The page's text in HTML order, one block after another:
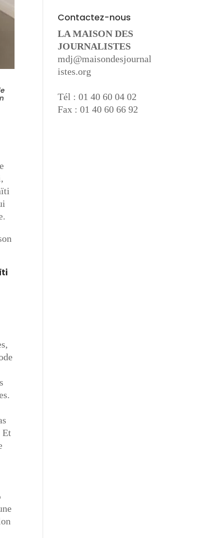
Et
Contactez-nous
LA MAISON DES
JOURNALISTES
mdj@maisondesjournal
istes.org
Tél : 01 40 60 04 02
Fax : 01 40 60 66 92